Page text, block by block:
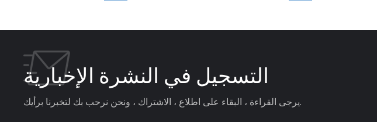
التسجيل في النشرة الإخبارية
يرجى القراءة ، البقاء على اطلاع ، الاشتراك ، ونحن نرحب بك لتخبرنا برأيك.